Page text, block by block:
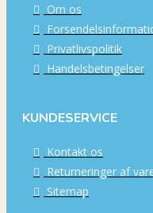
Om os
Privatlivspolitik
Handelsbetingelser
KUNDESERVICE
Kontakt os
Returneringer af
Sitemap